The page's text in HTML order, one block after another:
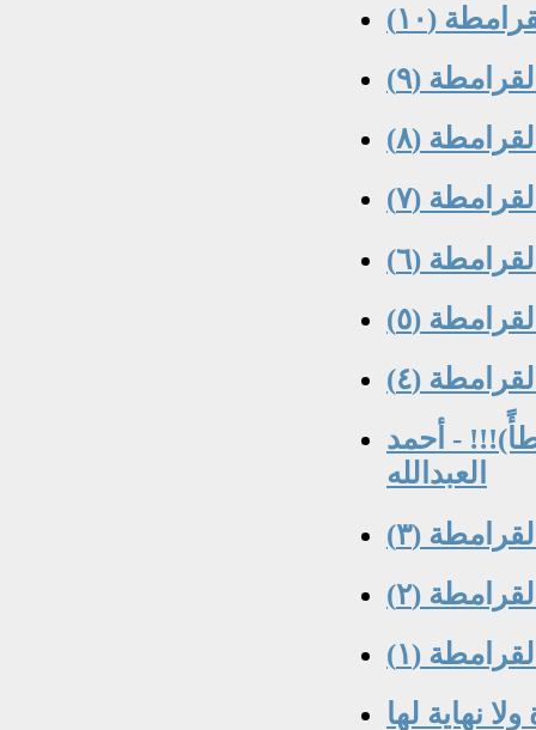
(١٠)
(٩)
(٨)
(٧)
(٦)
(٥)
(٤)
- أحمد
العبدالله
(٣)
(٢)
(١)